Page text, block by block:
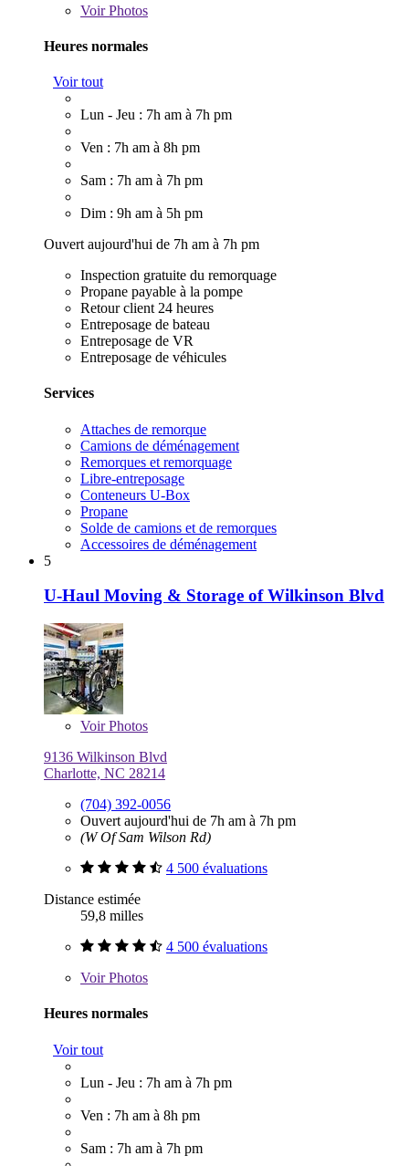
VoirPhotos
Heures normales
Voir tout
Lun - Jeu : 7h am à 7h pm
Ven : 7h am à 8h pm
Sam : 7h am à 7h pm
Dim : 9h am à 5h pm
Ouvert aujourd'hui de 7h am à 7h pm
Inspection gratuite du remorquage
Propane payable à la pompe
Retour client 24 heures
Entreposage de bateau
Entreposage de VR
Entreposage de véhicules
Services
Attaches de remorque
Camions de déménagement
Remorques et remorquage
Libre-entreposage
Conteneurs U-Box
Propane
Solde de camions et de remorques
Accessoires de déménagement
5
U-Haul Moving & Storage of Wilkinson Blvd
VoirPhotos
9136 Wilkinson Blvd
Charlotte, NC 28214
(704) 392-0056
Ouvert aujourd'hui de 7h am à 7h pm
(W Of Sam Wilson Rd)
4 500 évaluations
Distance estimée
59,8 milles
4 500 évaluations
VoirPhotos
Heures normales
Voir tout
Lun - Jeu : 7h am à 7h pm
Ven : 7h am à 8h pm
Sam : 7h am à 7h pm